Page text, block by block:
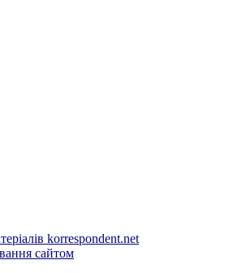
korrespondent.net
сайтом